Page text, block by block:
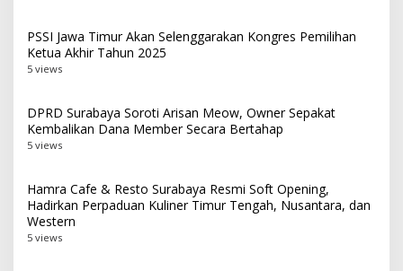
PSSI Jawa Timur Akan Selenggarakan Kongres Pemilihan
Ketua Akhir Tahun 2025
5 views
DPRD Surabaya Soroti Arisan Meow, Owner Sepakat
Kembalikan Dana Member Secara Bertahap
5 views
Hamra Cafe & Resto Surabaya Resmi Soft Opening,
Hadirkan Perpaduan Kuliner Timur Tengah, Nusantara, dan
Western
5 views